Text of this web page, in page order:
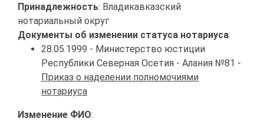
Принадлежность: Владикавказский
нотариальный округ
Документы об изменении статуса нотариуса:
28.05.1999 - Министерство юстиции
Республики Северная Осетия - Алания №81 -
Приказ о наделении полномочиями
нотариуса
Изменение ФИО: